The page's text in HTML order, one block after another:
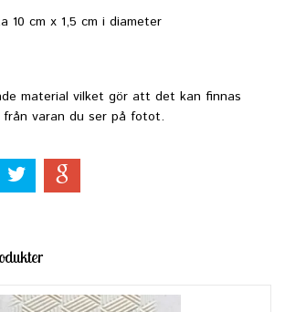
10 cm x 1,5 cm i diameter
material vilket gör att det kan finnas
från varan du ser på fotot.